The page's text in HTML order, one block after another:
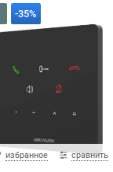
-35%
избранное сравнить